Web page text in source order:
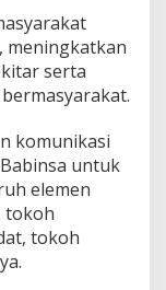
meningkatkan
serta
komunikasi
untuk
elemen
tokoh
tokoh